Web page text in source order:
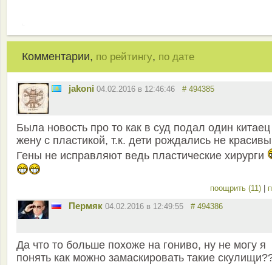
Комментарии, по рейтингу, по дате
jakoni 04.02.2016 в 12:46:46 # 494385
Была новость про то как в суд подал один
жену с пластикой, т.к. дети рождались не
Гены не исправляют ведь пластические хирурги
поощрить (11)
Пермяк 04.02.2016 в 12:49:55 # 494386
Да что то больше похоже на гониво, ну не могу я
понять как можно замаскировать такие